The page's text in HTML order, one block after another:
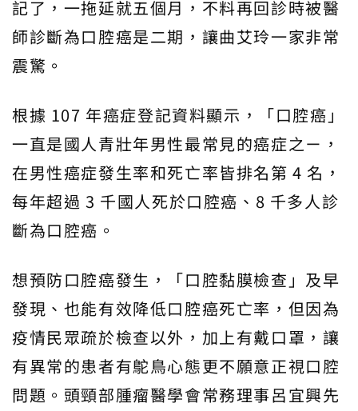
記了，一拖延就五個月，不料再回診時被醫
師診斷為口腔癌是二期，讓曲艾玲一家非常
震驚。
根據 107 年癌症登記資料顯示，「口腔癌」
一直是國人青壯年男性最常見的癌症之ㄧ，
在男性癌症發生率和死亡率皆排名第 4 名，
每年超過 3 千國人死於口腔癌、8 千多人診
斷為口腔癌。
想預防口腔癌發生，「口腔黏膜檢查」及早
發現、也能有效降低口腔癌死亡率，但因為
疫情民眾疏於檢查以外，加上有戴口罩，讓
有異常的患者有鴕鳥心態更不願意正視口腔
問題。頭頸部腫瘤醫學會常務理事呂宜興先